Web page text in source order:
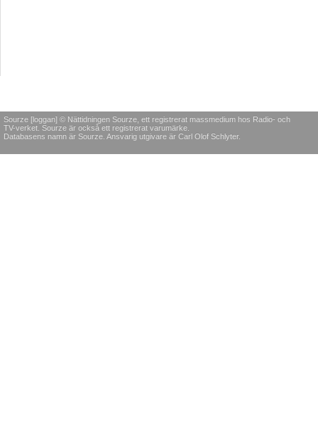
Sourze [loggan] © Nättidningen Sourze, ett registrerat massmedium hos Radio- och
TV-verket. Sourze är också ett registrerat varumärke.
Databasens namn är Sourze. Ansvarig utgivare är Carl Olof Schlyter.